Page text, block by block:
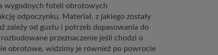
wygodnych foteli obrotowych
odpoczynku. Materiał, z jakiego zostały
zależy od gustu i potrzeb dopasowania do
przeznaczenie jeśli chodzi o
obrotowe, widzimy je również po powrocie